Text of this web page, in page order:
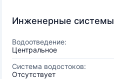
Инженерные системы
Водоотведение:
Центральное
Система водостоков:
Отсутствует